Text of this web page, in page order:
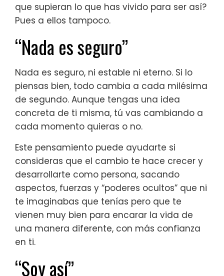
que supieran lo que has vivido para ser así?
Pues a ellos tampoco.
“Nada es seguro”
Nada es seguro, ni estable ni eterno. Si lo
piensas bien, todo cambia a cada milésima
de segundo. Aunque tengas una idea
concreta de ti misma, tú vas cambiando a
cada momento quieras o no.
Este pensamiento puede ayudarte si
consideras que el cambio te hace crecer y
desarrollarte como persona, sacando
aspectos, fuerzas y “poderes ocultos” que ni
te imaginabas que tenías pero que te
vienen muy bien para encarar la vida de
una manera diferente, con más confianza
en ti.
“Soy así”